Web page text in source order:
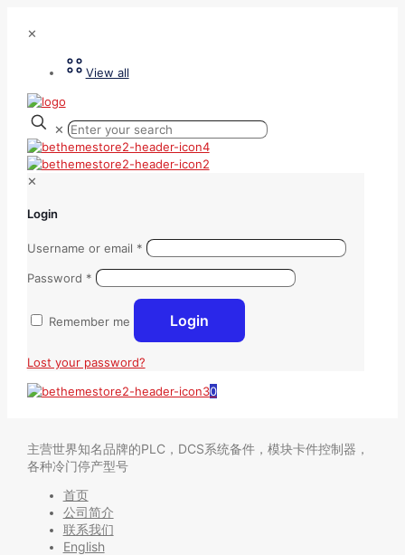
✕
View all
✕
✕
Login
Username or email *
Password *
Remember me Login
Lost your password?
0
主营世界知名品牌的PLC，DCS系统备件，模块卡件控制器，
各种冷门停产型号
首页
公司简介
联系我们
English